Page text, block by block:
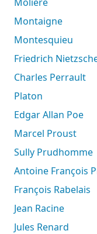
Montaigne
Montesquieu
Friedrich
Charles Perrault
Platon
Edgar Allan Poe
Marcel Proust
Sully Prudhomme
Antoine François
François Rabelais
Jean Racine
Jules Renard